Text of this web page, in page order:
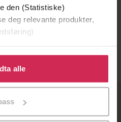
den (Statistiske)
deg relevante produkter,
oss ditt samtykke til å
formålene. Du kan også
formål ved å klikke
alle